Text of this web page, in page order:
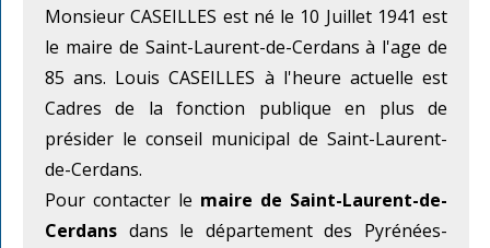
Monsieur CASEILLES est né le 10 Juillet 1941 est
le maire de Saint-Laurent-de-Cerdans à l'age de
85 ans. Louis CASEILLES à l'heure actuelle est
Cadres de la fonction publique en plus de
présider le conseil municipal de Saint-Laurent-
de-Cerdans.
Pour contacter le maire de Saint-Laurent-de-
Cerdans dans le département des Pyrénées-